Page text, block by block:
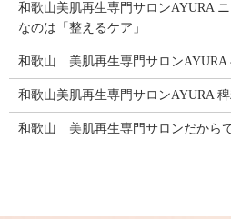
和歌山美肌再生専門サロンAYURA
なのは「整えるケア」
和歌山 美肌再生専門サロンAYURA
和歌山美肌再生専門サロンAYURA
和歌山 美肌再生専門サロンだから